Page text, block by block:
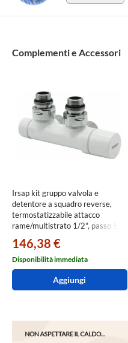
Complementi e Accessori
Irsap kit gruppo valvola e
detentore a squadro reverse,
termostatizzabile attacco
rame/multistrato 1/2", passo 50
bianco standard finitura lucido
Cod.01 VALKIT50SQUCU01
146,38 €
Disponibilità immediata
Aggiungi